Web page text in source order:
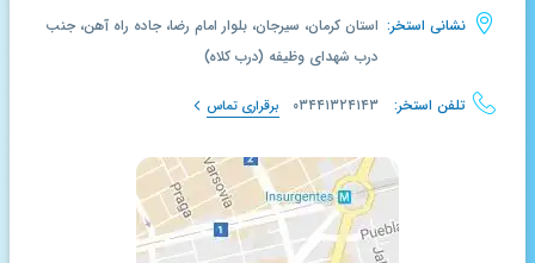
نشانی استخر: استان کرمان، سیرجان، بلوار امام رضا، جاده راه آهن، جنب
درب شهدای وظیفه (درب کلاه)
تلفن استخر: ۰۳۴۴۱۳۲۴۱۴۳ برقراری تماس